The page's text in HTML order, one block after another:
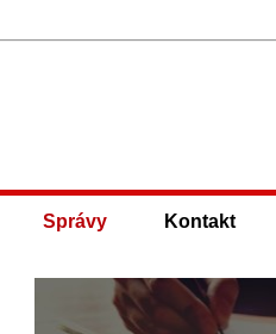
Správy Kontakt